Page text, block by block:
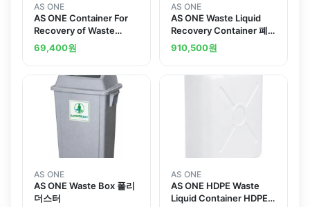
AS ONE
AS ONE Container For
Recovery of Waste
Liquid 폐액 회수 용기
69,400원
AS ONE
AS ONE Waste Liquid
Recovery Container 폐
액회수용기
910,500원
AS ONE
AS ONE Waste Box 폴리
더스터
AS ONE
AS ONE HDPE Waste
Liquid Container HDPE